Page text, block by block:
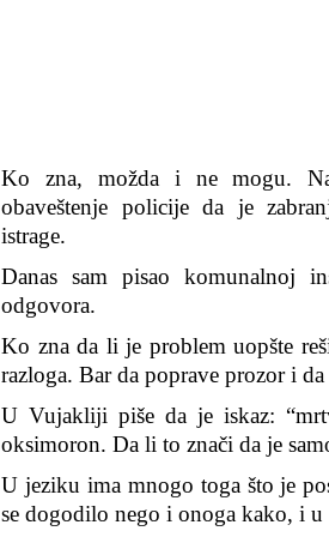
Ko zna, možda i ne mogu.
obaveštenje policije da je
istrage.
Danas sam pisao komunalnoj
odgovora.
Ko zna da li je problem uopšte
razloga. Bar da poprave prozor i
U Vujakliji piše da je iskaz:
oksimoron. Da li to znači da je
U jeziku ima mnogo toga što je
se dogodilo nego i onoga kako, i